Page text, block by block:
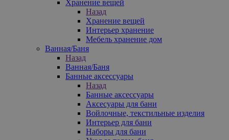
Хранение вещей
Назад
Хранение вещей
Интерьер хранение
Мебель хранение дом
Ванная/Баня
Назад
Ванная/Баня
Банные аксессуары
Назад
Банные аксессуары
Аксесуары для бани
Войлочные, текстильные изделия
Интерьер для бани
Наборы для бани